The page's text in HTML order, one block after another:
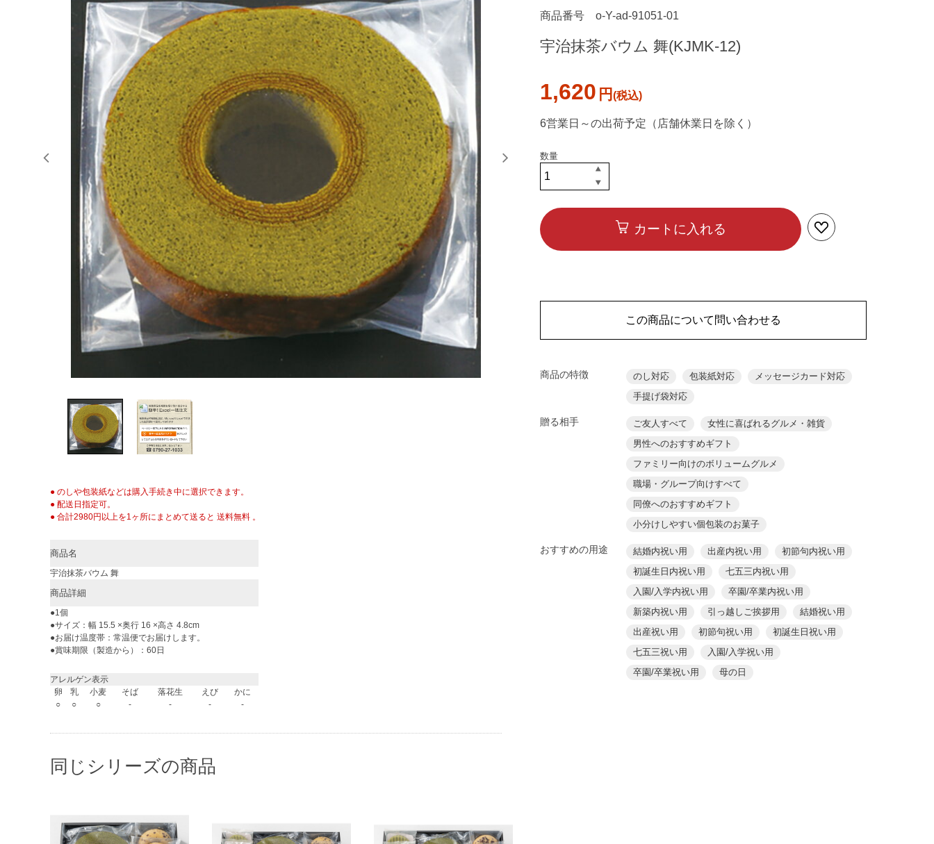
● のしや包装紙などは購入手続き中に選択できます。
● 配送日指定可。
● 合計2980円以上を1ヶ所にまとめて送ると 送料無料 。
商品名
宇治抹茶バウム 舞
商品詳細
●1個
●サイズ：幅 15.5 ×奥行 16 ×高さ 4.8cm
●お届け温度帯：常温便でお届けします。
●賞味期限（製造から）：60日
アレルゲン表示
卵
乳 小麦 そば 落花生 えび
かに
○
○ ○ - - - -
商品番号 o-Y-ad-91051-01
宇治抹茶バウム 舞(KJMK-12)
1,620 円
6営業日～の出荷予定（店舗休業日を除く）
カートに入れる
この商品について問い合わせる
商品の特徴 のし対応 包装紙対応
メッセージカード対応
手提げ袋対応
贈る相手 ご友人すべて
女性に喜ばれるグルメ・雑貨
男性へのおすすめギフト
ファミリー向けのボリュームグルメ
職場・グループ向けすべて
同僚へのおすすめギフト
小分けしやすい個包装のお菓子
おすすめの用途 結婚内祝い用 出産内祝い用
初節句内祝い用
初誕生日内祝い用
七五三内祝い用
入園/入学内祝い用
卒園/卒業内祝い用
新築内祝い用
引っ越しご挨拶用
結婚祝い用
出産祝い用
初節句祝い用
初誕生日祝い用
七五三祝い用
入園/入学祝い用
卒園/卒業祝い用
母の日
同じシリーズの商品